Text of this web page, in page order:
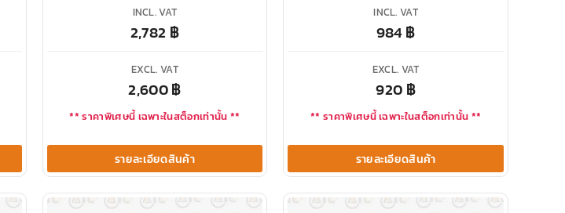
INCL. VAT
2,782 ฿
EXCL. VAT
2,600฿
** ราคาพิเศษนี้ เฉพาะในสต็อกเท่านั้น **
รายละเอียดสินค้า
INCL. VAT
984 ฿
EXCL. VAT
920 ฿
** ราคาพิเศษนี้ เฉพาะในสต็อกเท่านั้น **
รายละเอียดสินค้า